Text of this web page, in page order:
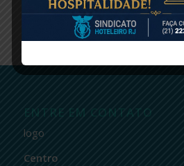
ENTRE EM CONTATO
logo
Centro